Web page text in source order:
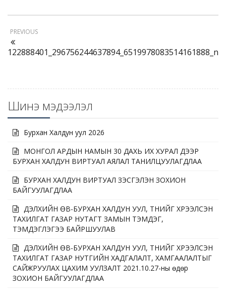
PREVIOUS
122888401_296756244637894_6519978083514161888_n
Шинэ мэдээлэл
Бурхан Халдун уул 2026
МОНГОЛ АРДЫН НАМЫН 30 ДАХЬ ИХ ХУРАЛ ДЭЭР
БУРХАН ХАЛДУН ВИРТУАЛ АЯЛАЛ ТАНИЛЦУУЛАГДЛАА
БУРХАН ХАЛДУН ВИРТУАЛ ҮЗЭСГЭЛЭН ЗОХИОН
БАЙГУУЛАГДЛАА
ДЭЛХИЙН ӨВ-БУРХАН ХАЛДУН УУЛ, ТҮҮНИЙГ ХҮРЭЭЛСЭН
ТАХИЛГАТ ГАЗАР НУТАГТ ЗАМЫН ТЭМДЭГ,
ТЭМДЭГЛЭГЭЭ БАЙРШУУЛАВ
ДЭЛХИЙН ӨВ-БУРХАН ХАЛДУН УУЛ, ТҮҮНИЙГ ХҮРЭЭЛСЭН
ТАХИЛГАТ ГАЗАР НУТГИЙН ХАДГАЛАЛТ, ХАМГААЛАЛТЫГ
САЙЖРУУЛАХ ЦАХИМ УУЛЗАЛТ 2021.10.27-ны өдөр
ЗОХИОН БАЙГУУЛАГДЛАА